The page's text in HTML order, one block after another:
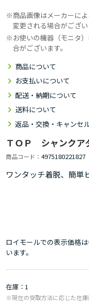
商品画像はメーカーに
変更される場合がござい
お使いの機器（モニタ
合がございます。
商品について
お支払いについて
配送・納期について
送料について
返品・交換・キャンセ
ＴＯＰ シャンクア
商品コード 4975180221827
ワンタッチ着脱、簡単
ロイモールでの表示価格
います。
在庫 1
※現在の受取方法に応じた在